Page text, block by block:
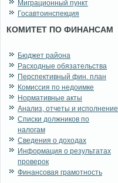
Миграционный пункт
Госавтоинспекция
КОМИТЕТ ПО ФИНАНСАМ
Бюджет района
Расходные обязательства
Перспективный фин. план
Комиссия по недоимке
Нормативные акты
Анализ, отчеты и исполнение
Списки должников по
налогам
Сведения о доходах
Информация о результатах
проверок
Финансовая грамотность